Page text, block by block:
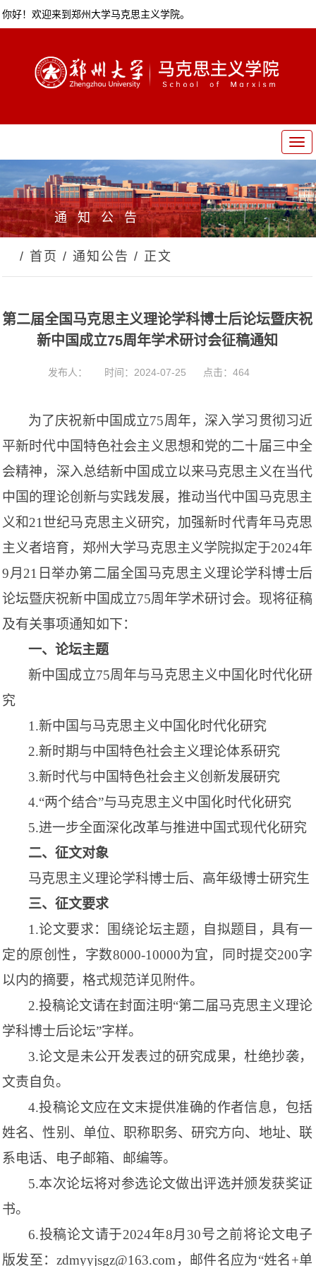
你好！欢迎来到郑州大学马克思主义学院。
T
o
g
l
e
n
i
t
通知公告
/ 首页 / 通知公告 / 正文
第二届全国马克思主义理论学科博士后论坛暨庆祝
新中国成立75周年学术研讨会征稿通知
发布人： 时间：2024-07-25 点击： 464
为了庆祝新中国成立75周年，深入学习贯彻习近
平新时代中国特色社会主义思想和党的二十届三中全
会精神，深入总结新中国成立以来马克思主义在当代
中国的理论创新与实践发展，推动当代中国马克思主
义和21世纪马克思主义研究，加强新时代青年马克思
主义者培育，郑州大学马克思主义学院拟定于2024年
9月 21 日举办第二届全国马克思主义理论学科博士后
论坛暨庆祝新中国成立75周年学术研讨会。现将征稿
及有关事项通知如下：
一、论坛主题
新中国成立75周年与马克思主义中国化时代化研
究
1.新中国与马克思主义中国化时代化研究
2.新时期与中国特色社会主义理论体系研究
3.新时代与中国特色社会主义创新发展研究
4.“两个结合”与马克思主义中国化时代化研究
5.进一步全面深化改革与推进中国式现代化研究
二、征文对象
马克思主义理论学科博士后、高年级博士研究生
三、征文要求
1.论文要求：围绕论坛主题，自拟题目，具有一
定的原创性，字数8000-10000为宜，同时提交200字
以内的摘要，格式规范详见附件。
2.投稿论文请在封面注明“第二届马克思主义理论
学科博士后论坛”字样。
3.论文是未公开发表过的研究成果，杜绝抄袭，
文责自负。
4.投稿论文应在文末提供准确的作者信息，包括
姓名、性别、单位、职称职务、研究方向、地址、联
系电话、电子邮箱、邮编等。
5.本次论坛将对参选论文做出评选并颁发获奖证
书。
6.投稿论文请于2024年8月 30号之前将论文电子
版发至：zdmyyjsgz@163.com，邮件名应为“姓名 +单